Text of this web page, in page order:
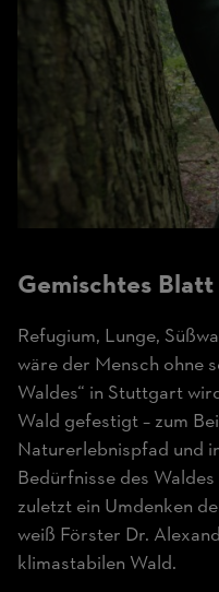
Gemischtes Blatt
Refugium, Lunge,
wäre der Mensch ohne
Waldes“ in Stuttgart
Wald gefestigt – zum
Naturerlebnispfad und
Bedürfnisse des
zuletzt ein Umdenken
weiß Förster Dr.
klimastabilen Wald.